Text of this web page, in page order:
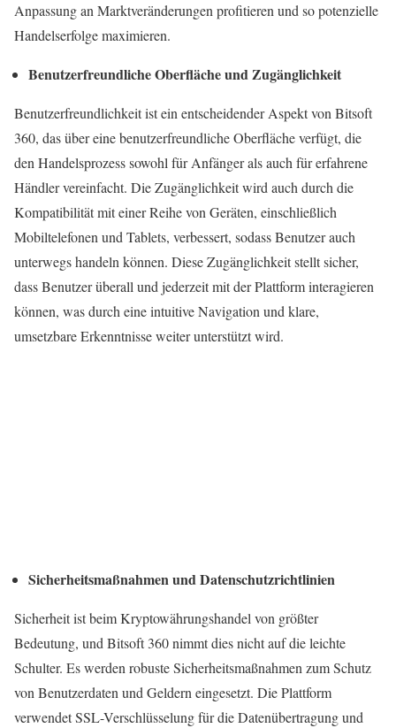
Anpassung an Marktveränderungen profitieren und so potenzielle
Handelserfolge maximieren.
Benutzerfreundliche Oberfläche und Zugänglichkeit
Benutzerfreundlichkeit ist ein entscheidender Aspekt von Bitsoft
360, das über eine benutzerfreundliche Oberfläche verfügt, die
den Handelsprozess sowohl für Anfänger als auch für erfahrene
Händler vereinfacht. Die Zugänglichkeit wird auch durch die
Kompatibilität mit einer Reihe von Geräten, einschließlich
Mobiltelefonen und Tablets, verbessert, sodass Benutzer auch
unterwegs handeln können. Diese Zugänglichkeit stellt sicher,
dass Benutzer überall und jederzeit mit der Plattform interagieren
können, was durch eine intuitive Navigation und klare,
umsetzbare Erkenntnisse weiter unterstützt wird.
Sicherheitsmaßnahmen und Datenschutzrichtlinien
Sicherheit ist beim Kryptowährungshandel von größter
Bedeutung, und Bitsoft 360 nimmt dies nicht auf die leichte
Schulter. Es werden robuste Sicherheitsmaßnahmen zum Schutz
von Benutzerdaten und Geldern eingesetzt. Die Plattform
verwendet SSL-Verschlüsselung für die Datenübertragung und